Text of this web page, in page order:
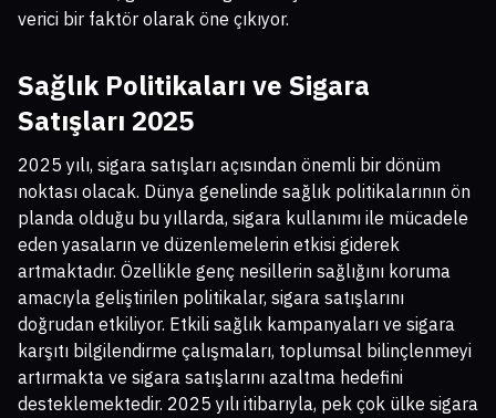
verici bir faktör olarak öne çıkıyor.
Sağlık Politikaları ve Sigara
Satışları 2025
2025 yılı, sigara satışları açısından önemli bir dönüm
noktası olacak. Dünya genelinde sağlık politikalarının ön
planda olduğu bu yıllarda, sigara kullanımı ile mücadele
eden yasaların ve düzenlemelerin etkisi giderek
artmaktadır. Özellikle genç nesillerin sağlığını koruma
amacıyla geliştirilen politikalar, sigara satışlarını
doğrudan etkiliyor. Etkili sağlık kampanyaları ve sigara
karşıtı bilgilendirme çalışmaları, toplumsal bilinçlenmeyi
artırmakta ve sigara satışlarını azaltma hedefini
desteklemektedir. 2025 yılı itibarıyla, pek çok ülke sigara